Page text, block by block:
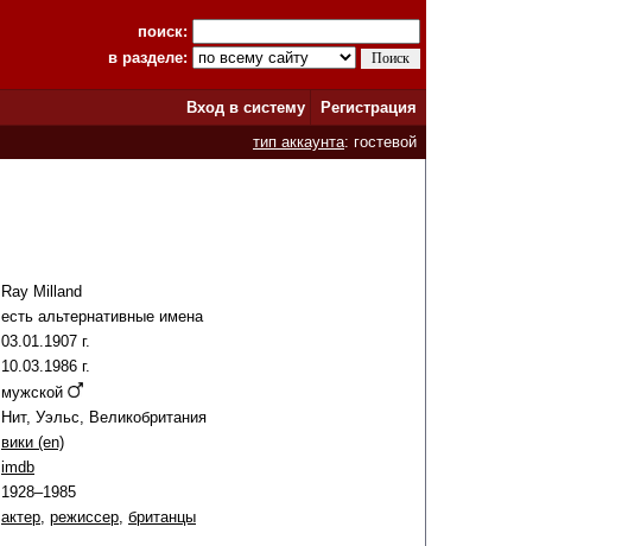
поиск:
в разделе:
Вход в систему
Регистрация
тип аккаунта: гостевой
Ray Milland
есть альтернативные имена
03.01.1907 г.
10.03.1986 г.
мужской
Нит, Уэльс, Великобритания
вики (en)
imdb
1928–1985
актер, режиссер, британцы